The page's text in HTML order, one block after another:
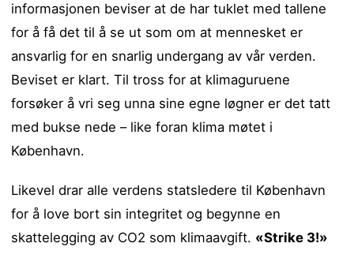
informasjonen beviser at de har tuklet med tallene
for å få det til å se ut som om at mennesket er
ansvarlig for en snarlig undergang av vår verden.
Beviset er klart. Til tross for at klimaguruene
forsøker å vri seg unna sine egne løgner er det tatt
med bukse nede – like foran klima møtet i
København.
Likevel drar alle verdens statsledere til København
for å love bort sin integritet og begynne en
skattelegging av CO2 som klimaavgift. «Strike 3!»